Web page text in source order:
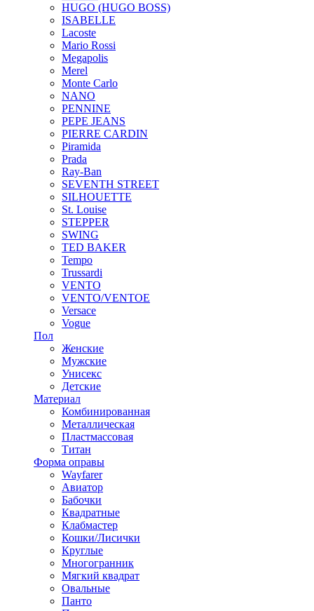
HUGO (HUGO BOSS)
ISABELLE
Lacoste
Mario Rossi
Megapolis
Merel
Monte Carlo
NANO
PENNINE
PEPE JEANS
PIERRE CARDIN
Piramida
Prada
Ray-Ban
SEVENTH STREET
SILHOUETTE
St. Louise
STEPPER
SWING
TED BAKER
Tempo
Trussardi
VENTO
VENTO/VENTOE
Versace
Vogue
Пол
Женские
Мужские
Унисекс
Детские
Материал
Комбинированная
Металлическая
Пластмассовая
Титан
Форма оправы
Wayfarer
Авиатор
Бабочки
Квадратные
Клабмастер
Кошки/Лисички
Круглые
Многогранник
Мягкий квадрат
Овальные
Панто